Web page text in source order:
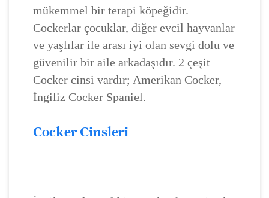
mükemmel bir terapi köpeğidir.
Cockerlar çocuklar, diğer evcil hayvanlar
ve yaşlılar ile arası iyi olan sevgi dolu ve
güvenilir bir aile arkadaşıdır. 2 çeşit
Cocker cinsi vardır; Amerikan Cocker,
İngiliz Cocker Spaniel.
Cocker Cinsleri